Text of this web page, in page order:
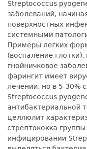
Streptococcus
заболеваний,
поверхностных
системными
Примеры легких
(воспаление
гнойничковое
фарингит имеет
лечении, но в 5-30%
Streptococcus
антибактериальной
целлюлит
стрептококка
инфицировании